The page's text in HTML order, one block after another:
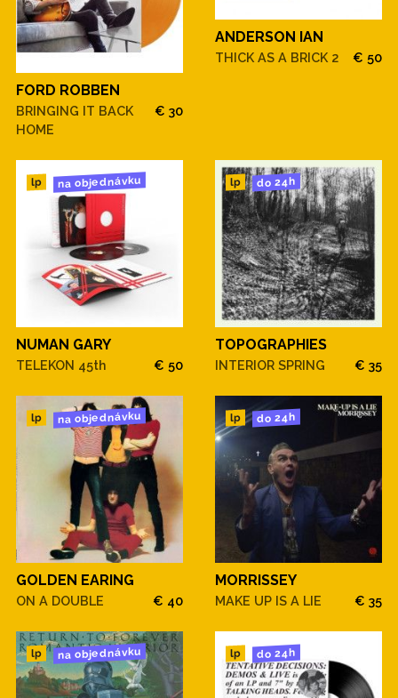
FORD ROBBEN
BRINGING IT BACK
HOME
€ 30
ANDERSON IAN
THICK AS A BRICK 2 € 50
lp na objednávku
NUMAN GARY
TELEKON 45th € 50
lp do 24h
TOPOGRAPHIES
INTERIOR SPRING € 35
lp na objednávku
GOLDEN EARING
ON A DOUBLE € 40
lp do 24h
MORRISSEY
MAKE UP IS A LIE € 35
lp na objednávku lp do 24h